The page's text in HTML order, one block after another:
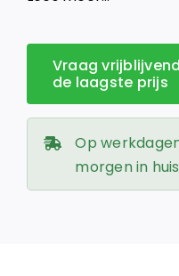
Vraag
de laagste prijs
Op
morgen in huis